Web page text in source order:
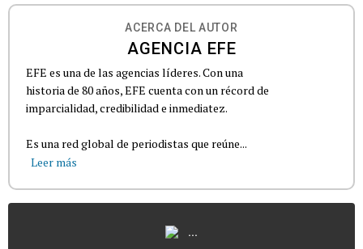
ACERCA DEL AUTOR
AGENCIA EFE
EFE es una de las agencias líderes. Con una
historia de 80 años, EFE cuenta con un récord de
imparcialidad, credibilidad e inmediatez.
Es una red global de periodistas que reúne...
Leer más
...